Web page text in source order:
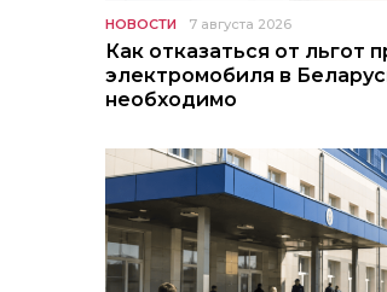
НОВОСТИ 7 августа 2026
Как отказаться от льгот
электромобиля в
необходимо